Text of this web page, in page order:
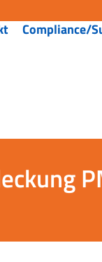
Compliance/